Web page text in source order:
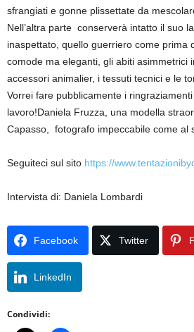
sfrangiati e gonne plissettate da
Nell’altra parte conserverà intatto il suo
inaspettato, quello guerriero come prima
comode ma eleganti, gli abiti asimmetrici
accessori animalier, i tessuti tecnici e le
Vorrei fare pubblicamente i
lavoro!Daniela Fruzza, una modella
Capasso, fotografo impeccabile come al
Seguiteci sul sito https://
Intervista di: Daniela Lombardi
Facebook Twitter
LinkedIn
Condividi: